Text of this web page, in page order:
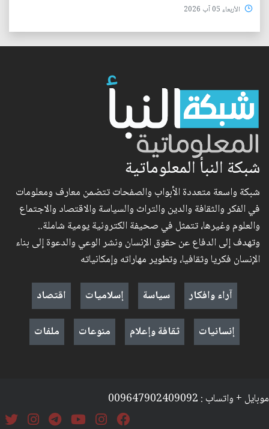
الأربعاء 05 آب 2026
شبكة النبأ المعلوماتية
شبكة واسعة متعددة الأبواب والصفحات تتضمن معارف ومعلومات
في الفكر والثقافة والدين والتراث والسياسة والاقتصاد والاجتماع
والعلوم وغيرها، تتمثل في صحيفة الكترونية يومية شاملة..
وتهدف إلى الدفاع عن حقوق الإنسان ونشر الوعي والدعوة إلى بناء
الإنسان فكريا وثقافيا، وتطوير مهاراته وإمكانياته
آراء وافكار
سياسة إسلاميات
اقتصاد
إنسانيات
ثقافة وإعلام منوعات ملفات
موبايل + واتساب : 009647902409092